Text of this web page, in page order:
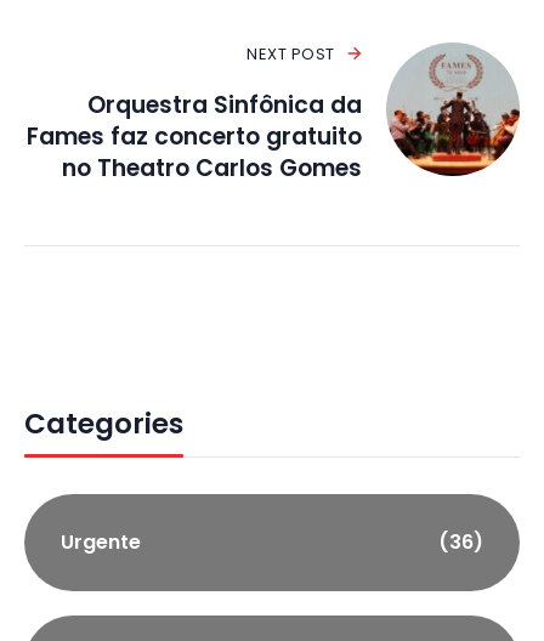
NEXT POST
Orquestra Sinfônica da
Fames faz concerto gratuito
no Theatro Carlos Gomes
Categories
Urgente (36)